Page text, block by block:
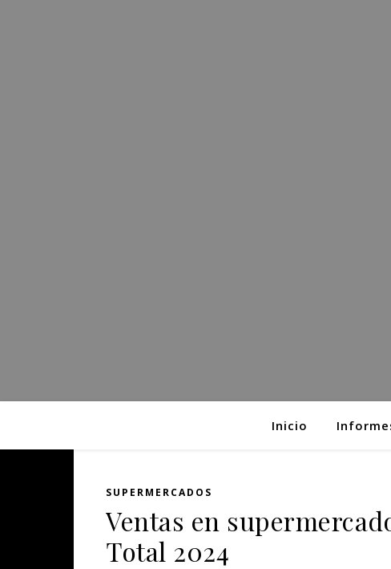
Inicio
SUPERMERCADOS
Ventas en
Total 2024